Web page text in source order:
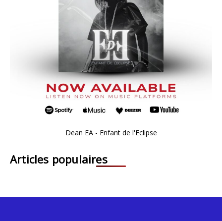
Dean EA - Enfant de l'Eclipse
Articles populaires